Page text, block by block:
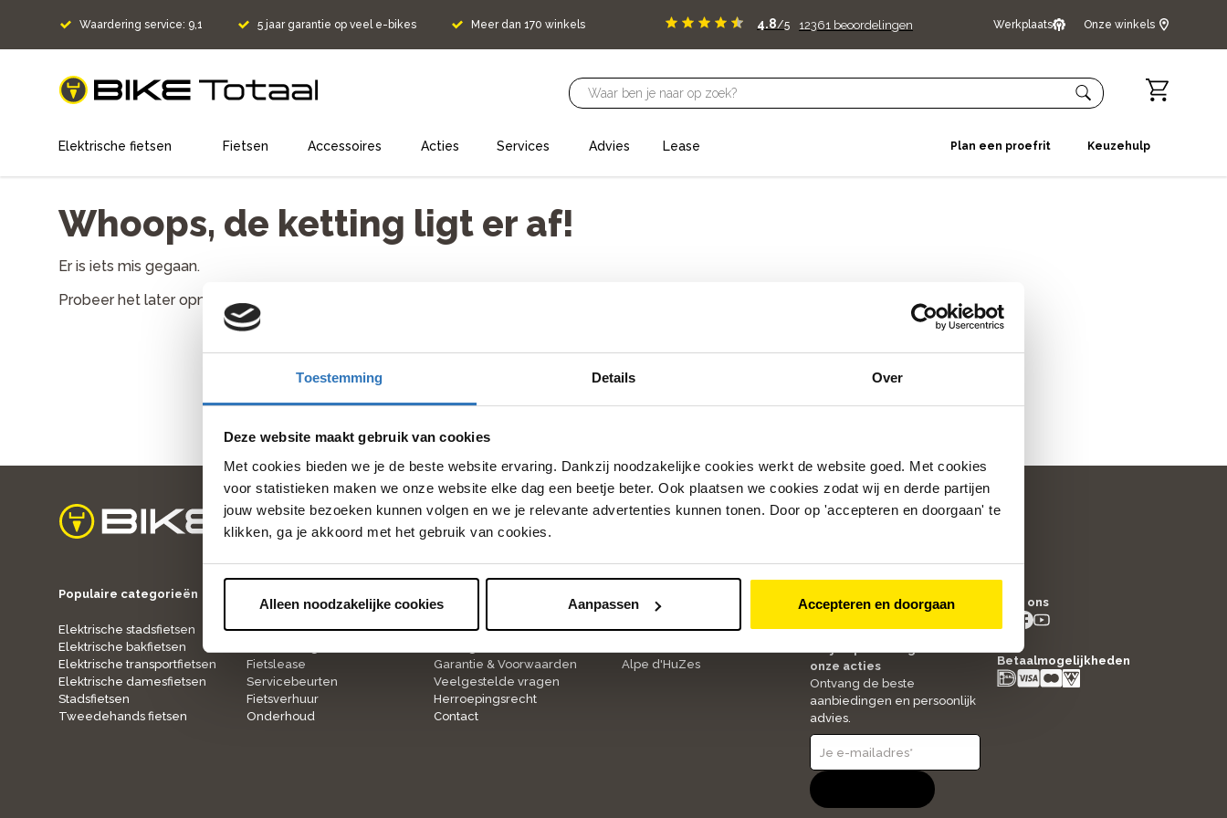
Toestemming Details Over
Deze website maakt gebruik van cookies
Met cookies bieden we je de beste website ervaring. Dankzij noodzakelijke cookies werkt de website goed. Met cookies
voor statistieken maken we onze website elke dag een beetje beter. Ook plaatsen we cookies zodat wij en derde partijen
jouw website bezoeken kunnen volgen en we je relevante advertenties kunnen tonen. Door op 'accepteren en doorgaan' te
klikken, ga je akkoord met het gebruik van cookies.
Alleen noodzakelijke cookies Aanpassen Accepteren en doorgaan
Waardering service: 9,1 5 jaar garantie op veel e-bikes Meer dan 170 winkels 4.8/5 12361 beoordelingen Werkplaats Onze winkels
home
Elektrische fietsen Fietsen Accessoires Acties Services Advies Lease Plan een proefrit Keuzehulp
Whoops, de ketting ligt er af!
Er is iets mis gegaan.
Probeer het later opnieuw. Als het probleem aanhoud neem dan contact met ons op.
home
Populaire categorieën
Elektrische stadsfietsen
Elektrische bakfietsen
Elektrische transportfietsen
Elektrische damesfietsen
Stadsfietsen
Tweedehands fietsen
Fietspaspoort
Fietslease
Servicebeurten
Fietsverhuur
Onderhoud
Bestellen & Betalen
Garantie & Voorwaarden
Veelgestelde vragen
Herroepingsrecht
Contact
Onze winkels
Alpe d'HuZes
4.8
12361
Altijd op de hoogte van
onze acties
Ontvang de beste
aanbiedingen en persoonlijk
advies.
Volg ons
instagram
facebook
Betaalmogelijkheden